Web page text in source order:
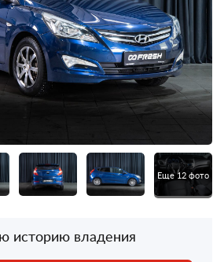
Еще 12 фото
историю владения